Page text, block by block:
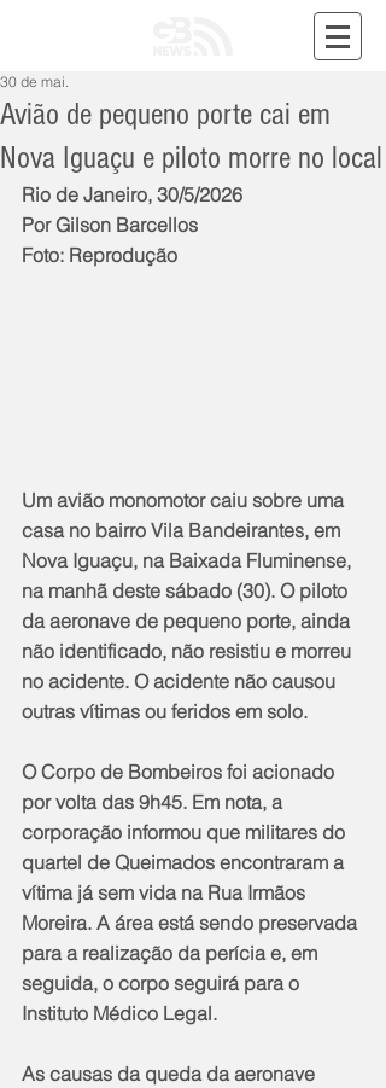
Avião de pequeno porte cai em
Nova Iguaçu e piloto morre no local
30 de mai.
Rio de Janeiro, 30/5/2026
Por Gilson Barcellos
Foto: Reprodução
Um avião monomotor caiu sobre uma
casa no bairro Vila Bandeirantes, em
Nova Iguaçu, na Baixada Fluminense,
na manhã deste sábado (30). O piloto
da aeronave de pequeno porte, ainda
não identificado, não resistiu e morreu
no acidente. O acidente não causou
outras vítimas ou feridos em solo.
O Corpo de Bombeiros foi acionado
por volta das 9h45. Em nota, a
corporação informou que militares do
quartel de Queimados encontraram a
vítima já sem vida na Rua Irmãos
Moreira. A área está sendo preservada
para a realização da perícia e, em
seguida, o corpo seguirá para o
Instituto Médico Legal.
As causas da queda da aeronave